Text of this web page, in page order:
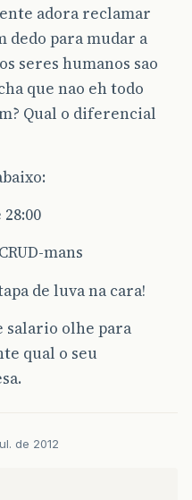
adora reclamar
dedo para mudar a
seres humanos sao
que nao eh todo
Qual o diferencial
mans
de luva na cara!
salario olhe para
qual o seu
de 2012